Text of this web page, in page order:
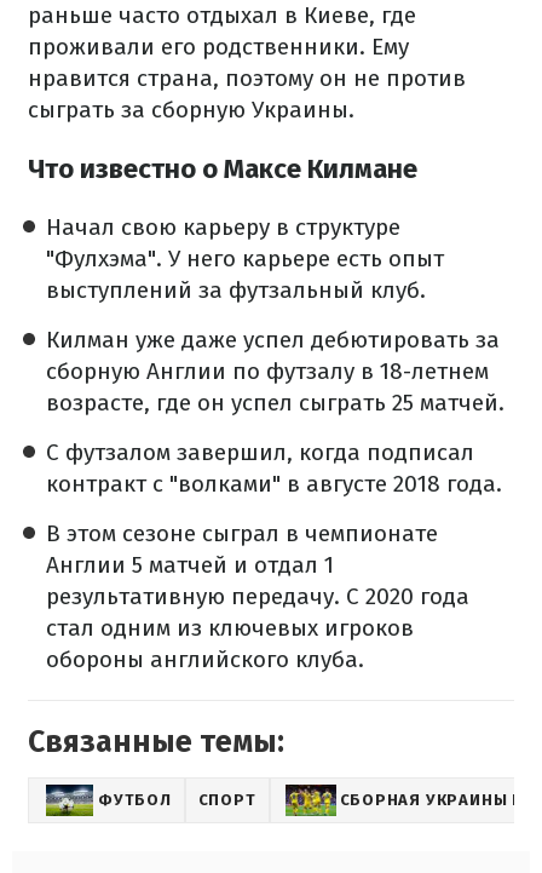
раньше часто отдыхал в Киеве, где
проживали его родственники. Ему
нравится страна, поэтому он не против
сыграть за сборную Украины.
Что известно о Максе Килмане
Начал свою карьеру в структуре
"Фулхэма". У него карьере есть опыт
выступлений за футзальный клуб.
Килман уже даже успел дебютировать за
сборную Англии по футзалу в 18-летнем
возрасте, где он успел сыграть 25 матчей.
С футзалом завершил, когда подписал
контракт с "волками" в августе 2018 года.
В этом сезоне сыграл в чемпионате
Англии 5 матчей и отдал 1
результативную передачу. С 2020 года
стал одним из ключевых игроков
обороны английского клуба.
Связанные темы:
ФУТБОЛ СПОРТ СБОРНАЯ УКРАИНЫ